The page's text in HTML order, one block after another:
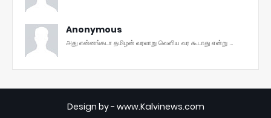
Anonymous
அது என்னங்கடா தமிழன் வரலாறு வெளிய வர கூடாது என்று ...
Design by - www.Kalvinews.com